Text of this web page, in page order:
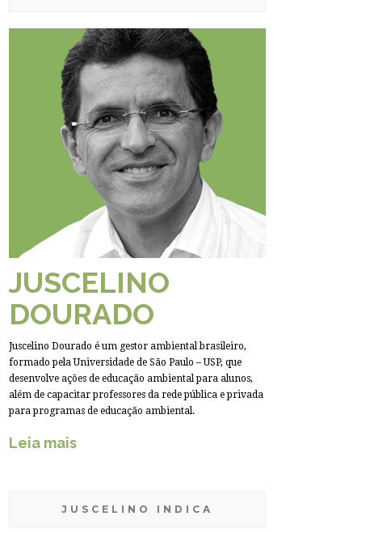
JUSCELINO
DOURADO
Juscelino Dourado é um gestor ambiental brasileiro,
formado pela Universidade de São Paulo – USP, que
desenvolve ações de educação ambiental para alunos,
além de capacitar professores da rede pública e privada
para programas de educação ambiental.
Leia mais
JUSCELINO INDICA